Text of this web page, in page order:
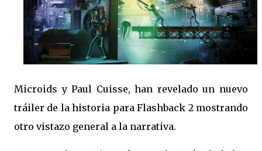
Microids y Paul Cuisse, han revelado un nuevo
tráiler de la historia para Flashback 2 mostrando
otro vistazo general a la narrativa.